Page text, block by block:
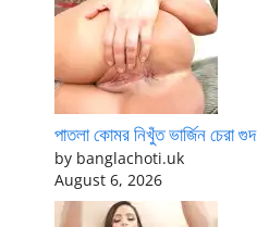
পাতলা কোমর নিখুঁত ভার্জিন চেরা গুদ
by banglachoti.uk
August 6, 2026